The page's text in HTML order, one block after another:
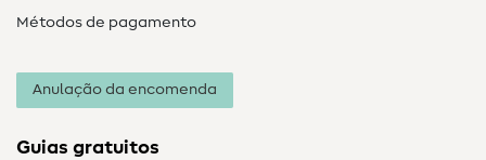
Métodos de pagamento
Anulação da encomenda
Guias gratuitos